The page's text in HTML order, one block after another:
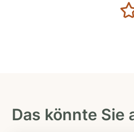
Das könnte Sie